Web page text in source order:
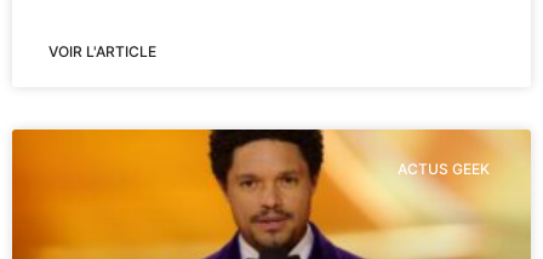
VOIR L'ARTICLE
ACTUS GEEK